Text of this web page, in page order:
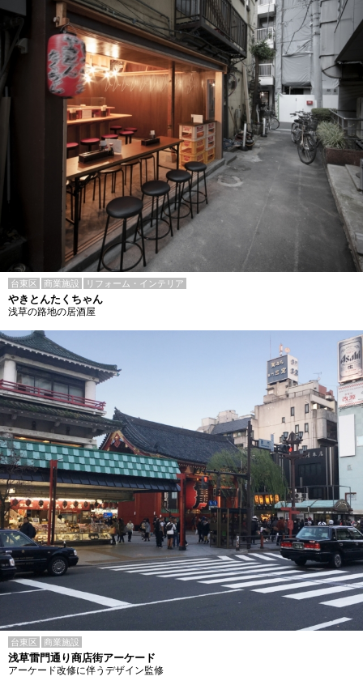
台東区 商業施設 リフォーム・インテリア
やきとんたくちゃん
浅草の路地の居酒屋
台東区 商業施設
浅草雷門通り商店街アーケード
アーケード改修に伴うデザイン監修